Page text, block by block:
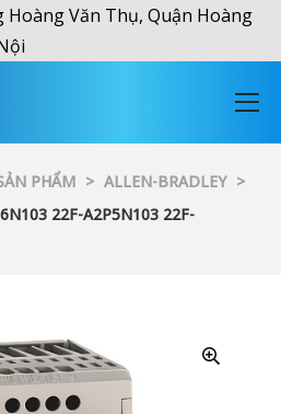
Hoàng Văn Thụ, Quận Hoàng
PHẨM > ALLEN-BRADLEY >
22F-A2P5N103 22F-